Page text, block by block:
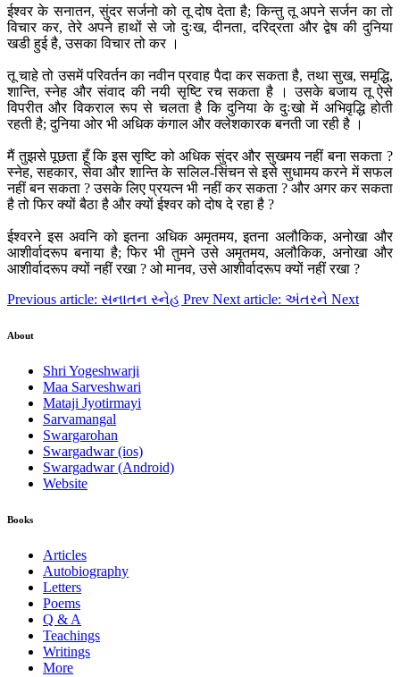
ईश्वर के सनातन, सुंदर सर्जनो को तू दोष देता है; किन्तु तू अपने सर्जन का तो
विचार कर, तेरे अपने हाथों से जो दुःख, दीनता, दरिद्रता और द्वेष की दुनिया
खडी हुई है, उसका विचार तो कर ।
तू चाहे तो उसमें परिवर्तन का नवीन प्रवाह पैदा कर सकता है, तथा सुख, समृद्धि,
शान्ति, स्नेह और संवाद की नयी सृष्टि रच सकता है । उसके बजाय तू ऐसे
विपरीत और विकराल रूप से चलता है कि दुनिया के दुःखो में अभिवृद्धि होती
रहती है; दुनिया ओर भी अधिक कंगाल और क्लेशकारक बनती जा रही है ।
मैं तुझसे पूछता हूँ कि इस सृष्टि को अधिक सुंदर और सुखमय नहीं बना सकता ?
स्नेह, सहकार, सेवा और शान्ति के सलिल-सिंचन से इसे सुधामय करने में सफल
नहीं बन सकता ? उसके लिए प्रयत्न भी नहीं कर सकता ? और अगर कर सकता
है तो फिर क्यों बैठा है और क्यों ईश्वर को दोष दे रहा है ?
ईश्वरने इस अवनि को इतना अधिक अमृतमय, इतना अलौकिक, अनोखा और
आशीर्वादरूप बनाया है; फिर भी तुमने उसे अमृतमय, अलौकिक, अनोखा और
आशीर्वादरूप क्यों नहीं रखा ? ओ मानव, उसे आशीर्वादरूप क्यों नहीं रखा ?
Previous article: સનાતન સ્નેહ Prev Next article: અંતરને Next
About
Shri Yogeshwarji
Maa Sarveshwari
Mataji Jyotirmayi
Sarvamangal
Swargarohan
Swargadwar (ios)
Swargadwar (Android)
Website
Books
Articles
Autobiography
Letters
Poems
Q & A
Teachings
Writings
More